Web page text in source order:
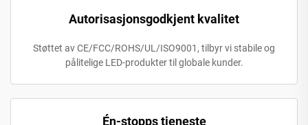
Autorisasjonsgodkjent kvalitet
Støttet av CE/FCC/ROHS/UL/ISO9001, tilbyr vi stabile og
pålitelige LED-produkter til globale kunder.
Én-stopps tjeneste